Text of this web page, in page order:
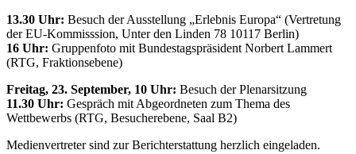
13.30 Uhr: Besuch der Ausstellung „Erlebnis Europa“ (Vertretung
der EU-Kommisssion, Unter den Linden 78 10117 Berlin)
16 Uhr: Gruppenfoto mit Bundestagspräsident Norbert Lammert
(RTG, Fraktionsebene)
Freitag, 23. September, 10 Uhr: Besuch der Plenarsitzung
11.30 Uhr: Gespräch mit Abgeordneten zum Thema des
Wettbewerbs (RTG, Besucherebene, Saal B2)
Medienvertreter sind zur Berichterstattung herzlich eingeladen.